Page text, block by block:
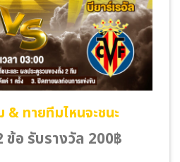
& ทายทีมไหนจะชนะ
ข้อ รับรางวัล 200฿